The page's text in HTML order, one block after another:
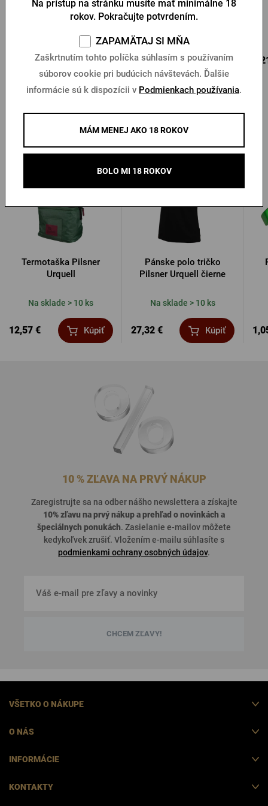
pečiatky Pilsner Urquell
1,18 € Kúpiť
otváračom Pilsner
Urquell
1,05 € Kúpiť
Ďalšie produkty od Pilsner Urquell
Termotaška Pilsner
Urquell
Na sklade > 10 ks
12,57 € Kúpiť
Pánske polo tričko
Pilsner Urquell čierne
Na sklade > 10 ks
27,32 € Kúpiť
10 % ZĽAVA NA PRVÝ NÁKUP
Zaregistrujte sa na odber nášho newslettera a získajte
10% zľavu na prvý nákup a prehľad onovinkách a
špeciálnych ponukách. Zasielanie e-mailov môžete
kedykoľvek zrušiť. Vložením e-mailu súhlasíte s
podmienkami ochrany osobných údajov.
CHCEM ZĽAVY!
VŠETKO O NÁKUPE
O NÁS
INFORMÁCIE
KONTAKTY
Na prístup na stránku musíte mať minimálne 18
rokov. Pokračujte potvrdením.
ZAPAMÄTAJ SI MŇA
Zaškrtnutím tohto políčka súhlasím s používaním
súborov cookie pri budúcich návštevách. Ďalšie
informácie sú k dispozícii v Podmienkach používania.
MÁM MENEJ AKO 18 ROKOV
BOLO MI 18 ROKOV